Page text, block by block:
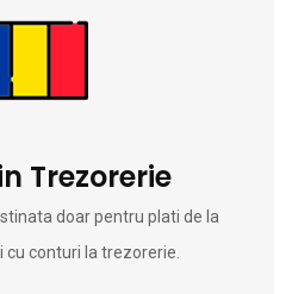
Trezorerie
doar pentru plati de la
conturi la trezorerie.